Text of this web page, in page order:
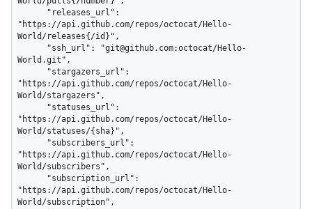
"https://api.github.com/repos/octocat/Hello-
World/releases{/id}",
World.git",
"https://api.github.com/repos/octocat/Hello-
World/stargazers",
"https://api.github.com/repos/octocat/Hello-
World/statuses/{sha}",
"https://api.github.com/repos/octocat/Hello-
World/subscribers",
"https://api.github.com/repos/octocat/Hello-
World/subscription",